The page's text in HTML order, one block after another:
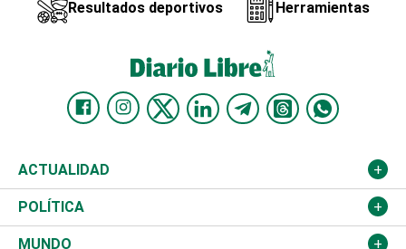
Resultados deportivos Herramientas
ACTUALIDAD
Nacional
Ciudad
POLÍTICA
Partidos
MUNDO